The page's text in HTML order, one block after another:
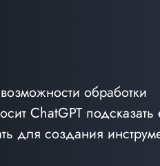
обработки
ChatGPT подсказать
для создания